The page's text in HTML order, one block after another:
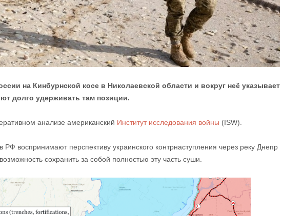
на Кинбурнской косе в Николаевской области и вокруг неё указывает
долго удерживать там позиции.
анализе американский Институт исследования войны (ISW).
РФ воспринимают перспективу украинского контрнаступления через реку Днепр
сохранить за собой полностью эту часть суши.